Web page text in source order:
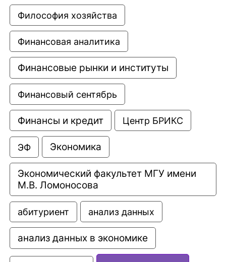
Философия хозяйства
Финансовая аналитика
Финансовые рынки и институты
Финансовый сентябрь
Финансы и кредит Центр БРИКС
ЭФ Экономика
Экономический факультет МГУ имени
М.В. Ломоносова
абитуриент анализ данных
анализ данных в экономике